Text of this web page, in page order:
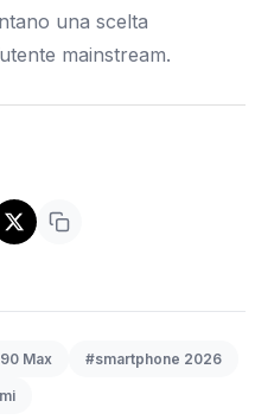
una scelta
mainstream.
Max #smartphone 2026